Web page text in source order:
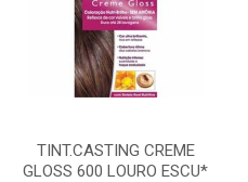
TINT.CASTING CREME
GLOSS 600 LOURO ESCU*